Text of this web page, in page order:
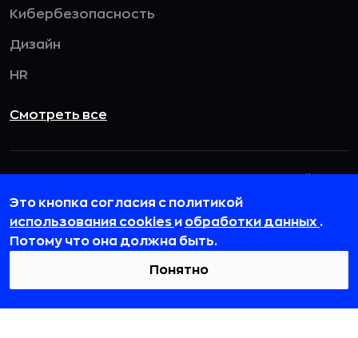
Кибербезопасность
Дизайн
HR
Смотреть все
округ Даниловский, пр-кт Андропова, д. 18, к. 3
team@rb.ru
Это кнопка согласия с политикой
использования cookies и обработки данных .
Потому что она должна быть.
Понятно